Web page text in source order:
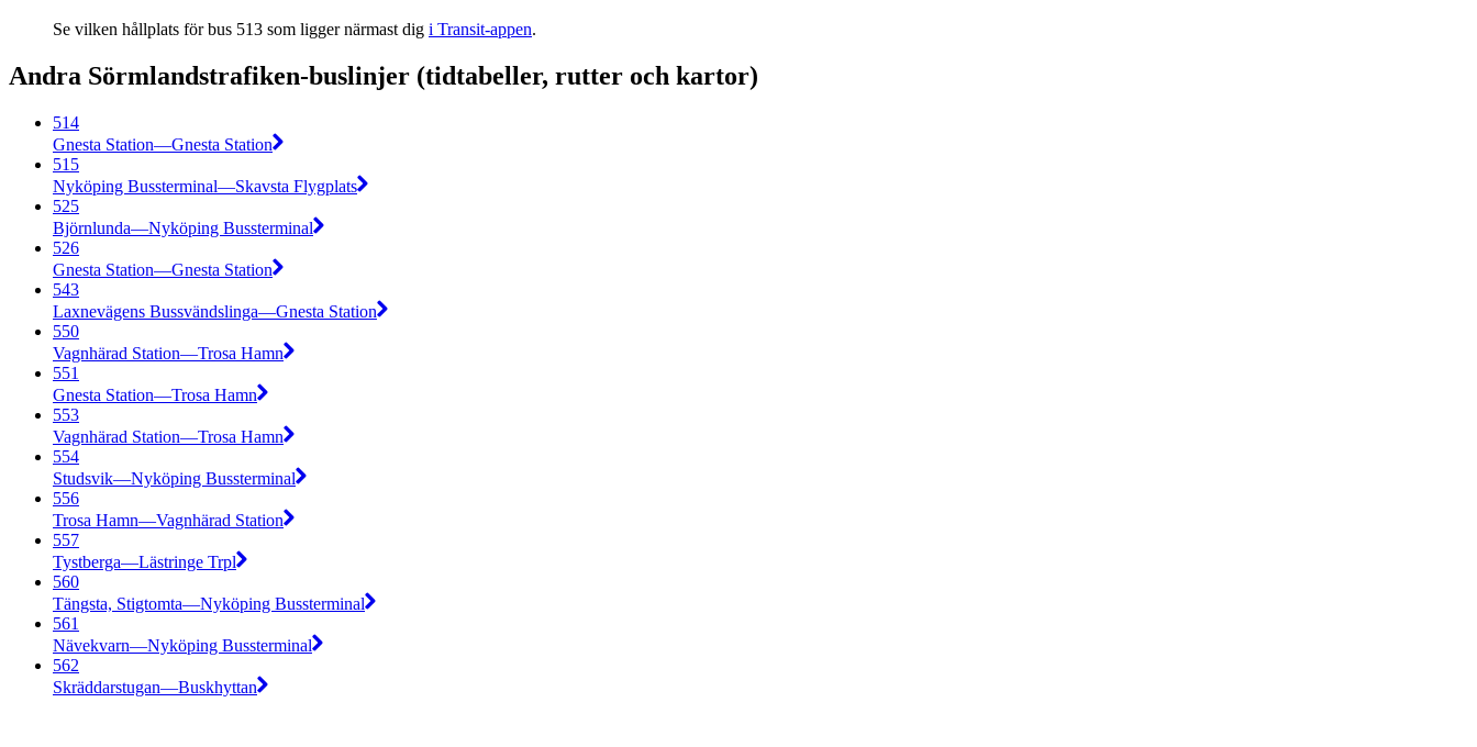
Se vilken hållplats för bus 513 som ligger närmast dig i Transit-appen.
Andra Sörmlandstrafiken-buslinjer (tidtabeller, rutter och kartor)
514
Gnesta Station—Gnesta Station
515
Nyköping Bussterminal—Skavsta Flygplats
525
Björnlunda—Nyköping Bussterminal
526
Gnesta Station—Gnesta Station
543
Laxnevägens Bussvändslinga—Gnesta Station
550
Vagnhärad Station—Trosa Hamn
551
Gnesta Station—Trosa Hamn
553
Vagnhärad Station—Trosa Hamn
554
Studsvik—Nyköping Bussterminal
556
Trosa Hamn—Vagnhärad Station
557
Tystberga—Lästringe Trpl
560
Tängsta, Stigtomta—Nyköping Bussterminal
561
Nävekvarn—Nyköping Bussterminal
562
Skräddarstugan—Buskhyttan